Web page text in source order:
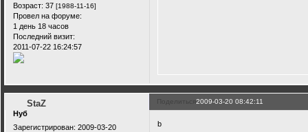
Возраст: 37 [1988-11-16]
Провел на форуме:
1 день 18 часов
Последний визит:
2011-07-22 16:24:57
Поделиться2009-03-20 08:42:11
StaZ
Нуб
Зарегистрирован: 2009-03-20
b